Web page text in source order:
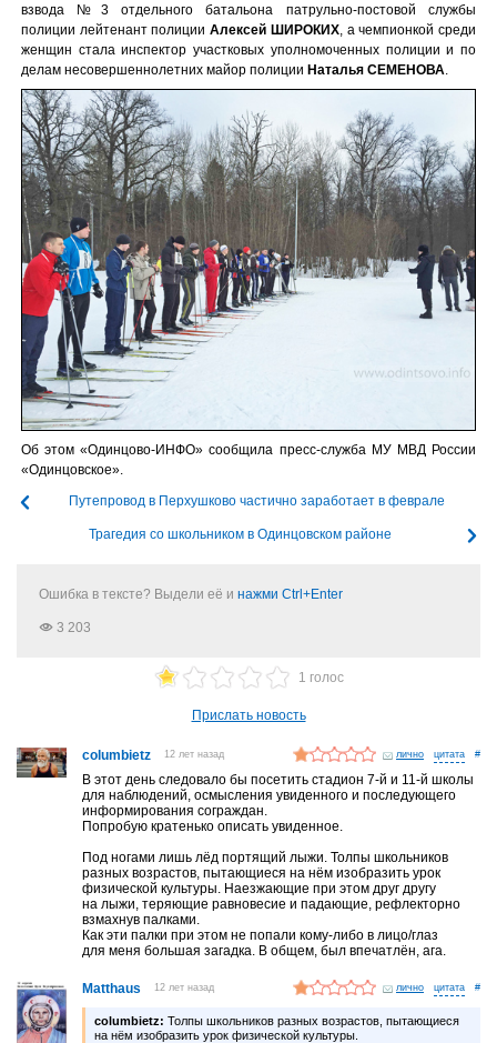
взвода №3 отдельного батальона патрульно-постовой службы
полиции лейтенант полицииАлексей ШИРОКИХ, а чемпионкой среди
женщин стала инспектор участковых уполномоченных полиции и по
делам несовершеннолетних майор полиции Наталья СЕМЕНОВА
Об этом «Одинцово-ИНФО» сообщила пресс-служба МУ МВД России
«Одинцовское».
Путепровод в Перхушково частично заработает в феврале
Трагедия со школьником в Одинцовском районе
Ошибка в тексте? Выдели её и нажми Ctrl+Enter
3 203
1 голос
Прислать новость
columbietz 12 лет назад лично #
В этот день следовало бы посетить стадион 7-й и 11-й школы
для наблюдений, осмысления увиденного и последующего
информирования сограждан.
Попробую кратенько описать увиденное.
Под ногами лишь лёд портящий лыжи. Толпы школьников
разных возрастов, пытающиеся на нём изобразить урок
физической культуры. Наезжающие при этом друг другу
на лыжи, теряющие равновесие и падающие, рефлекторно
взмахнув палками.
Как эти палки при этом не попали кому-либо в лицо/глаз
для меня большая загадка. В общем, был впечатлён, ага.
Matthaus 12 лет назад лично #
columbietz: Толпы школьников разных возрастов, пытающиеся
на нём изобразить урок физической культуры.